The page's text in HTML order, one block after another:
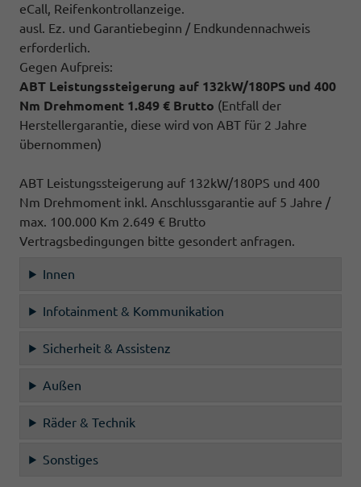
eCall, Reifenkontrollanzeige.
ausl. Ez. und Garantiebeginn / Endkundennachweis
erforderlich.
Gegen Aufpreis:
ABT Leistungssteigerung auf 132kW/180PS und 400
Nm Drehmoment 1.849 € Brutto (Entfall der
Herstellergarantie, diese wird von ABT für 2 Jahre
übernommen)
ABT Leistungssteigerung auf 132kW/180PS und 400
Nm Drehmoment inkl. Anschlussgarantie auf 5 Jahre /
max. 100.000 Km 2.649 € Brutto
Vertragsbedingungen bitte gesondert anfragen.
Innen
Infotainment & Kommunikation
Sicherheit & Assistenz
Außen
Räder & Technik
Sonstiges